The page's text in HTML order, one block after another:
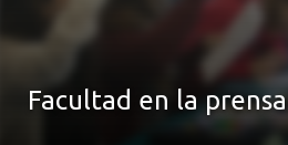
Facultad en la prensa